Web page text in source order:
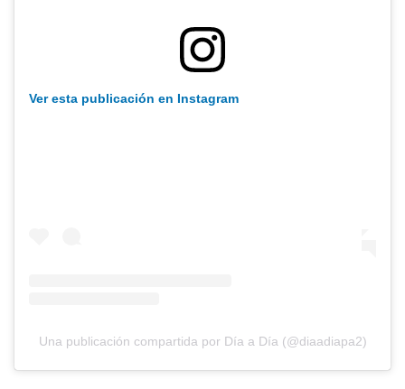
Ver esta publicación en Instagram
Una publicación compartida por Día a Día (@diaadiapa2)